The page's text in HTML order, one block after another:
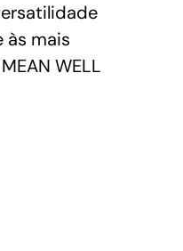
às mais
WELL